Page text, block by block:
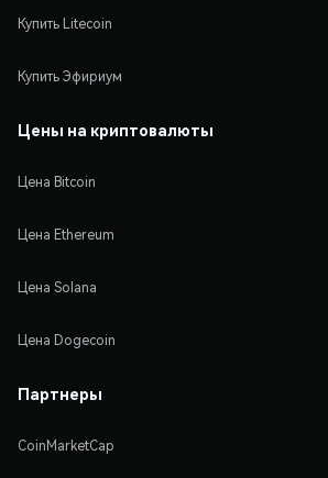
Купить Litecoin
Купить Эфириум
Цены на криптовалюты
Цена Bitcoin
Цена Ethereum
Цена Solana
Цена Dogecoin
Партнеры
CoinMarketCap